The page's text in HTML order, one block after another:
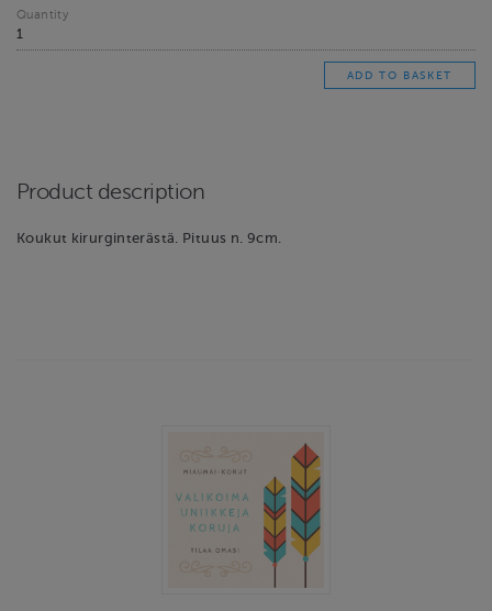
Quantity
Product description
Koukut kirurginterästä. Pituus n. 9cm.